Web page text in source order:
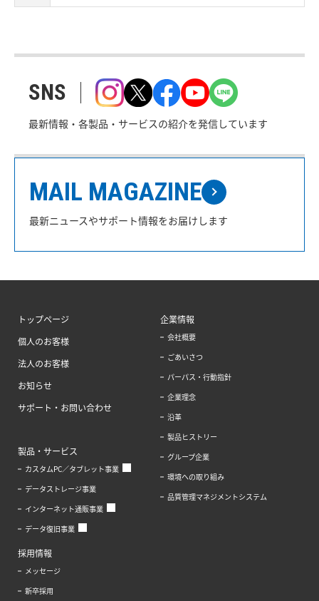
SNS
最新情報・各製品・サービスの紹介を発信しています
MAIL MAGAZINE
最新ニュースやサポート情報をお届けします
トップページ
個人のお客様
法人のお客様
お知らせ
サポート・お問い合わせ
製品・サービス
カスタムPC／タブレット事業
データストレージ事業
インターネット通販事業
データ復旧事業
企業情報
会社概要
ごあいさつ
パーパス・行動指針
企業理念
沿革
製品ヒストリー
グループ企業
環境への取り組み
品質管理マネジメントシステム
採用情報
メッセージ
新卒採用